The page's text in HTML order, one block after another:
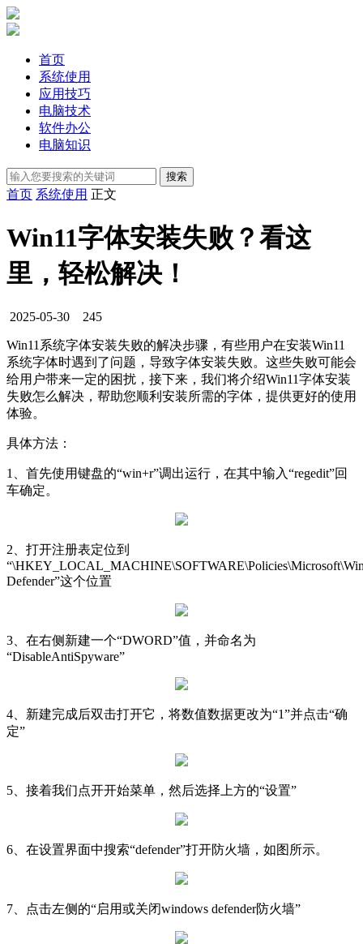
首页
系统使用
应用技巧
电脑技术
软件办公
电脑知识
首页 系统使用 正文
Win11字体安装失败？看这
里，轻松解决！
2025-05-30 245
Win11系统字体安装失败的解决步骤，有些用户在安装Win11
系统字体时遇到了问题，导致字体安装失败。这些失败可能会
给用户带来一定的困扰，接下来，我们将介绍Win11字体安装
失败怎么解决，帮助您顺利安装所需的字体，提供更好的使用
体验。
具体方法：
1、首先使用键盘的“win+r”调出运行，在其中输入“regedit”回
车确定。
2、打开注册表定位到
Defender”这个位置
3、在右侧新建一个“DWORD”值，并命名为
“DisableAntiSpyware”
4、新建完成后双击打开它，将数值数据更改为“1”并点击“确
定”
5、接着我们点开开始菜单，然后选择上方的“设置”
6、在设置界面中搜索“defender”打开防火墙，如图所示。
7、点击左侧的“启用或关闭windows defender防火墙”